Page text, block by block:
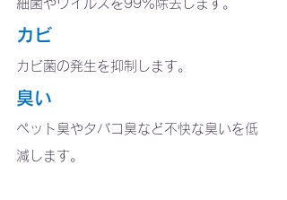
細菌やウイルスを99％除去します。
カビ
カビ菌の発生を抑制します。
臭い
ペット臭やタバコ臭など不快な臭いを低
減します。